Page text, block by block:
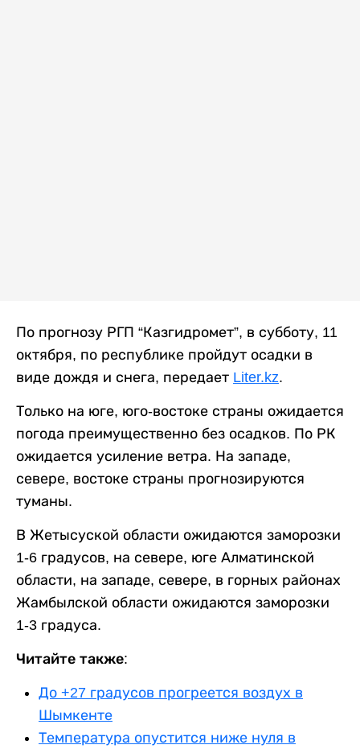
По прогнозу РГП “Казгидромет”, в субботу, 11
октября, по республике пройдут осадки в
виде дождя и снега, передает Liter.kz.
Только на юге, юго-востоке страны ожидается
погода преимущественно без осадков. По РК
ожидается усиление ветра. На западе,
севере, востоке страны прогнозируются
туманы.
В Жетысуской области ожидаются заморозки
1-6 градусов, на севере, юге Алматинской
области, на западе, севере, в горных районах
Жамбылской области ожидаются заморозки
1-3 градуса.
Читайте также:
До +27 градусов прогреется воздух в
Шымкенте
Температура опустится ниже нуля в